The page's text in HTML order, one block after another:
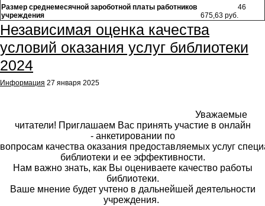
Размер среднемесячной зароботной платы работников
учреждения
46
675,63 руб.
Независимая оценка качества
условий оказания услуг библиотеки
2024
Информация 27 января 2025
Уважаемые
читатели! Приглашаем Вас принять участие в онлайн
- анкетировании по
вопросам качества оказания предоставляемых услуг
библиотеки и ее эффективности.
Нам важно знать, как Вы оцениваете качество работы
библиотеки.
Ваше мнение будет учтено в дальнейшей деятельности
учреждения.